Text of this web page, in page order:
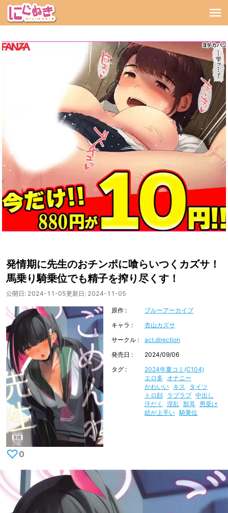
発情期に先生のおチンポに喰らいつくカズサ！
馬乗り騎乗位でも精子を搾り尽くす！
公開日: 2024-11-05更新日: 2024-11-05
原作
ブルーアーカイブ
キャラ
杏山カズサ
サークル
act.direction
発売日
2024/09/06
タグ
2024年夏コミ(C104)
エロ多
オナニー
かわいい
キス
タイツ
トロ顔
ラブラブ 中出し
汗だく
淫乱 獣耳
男受け
絵が上手い 騎乗位
♡0